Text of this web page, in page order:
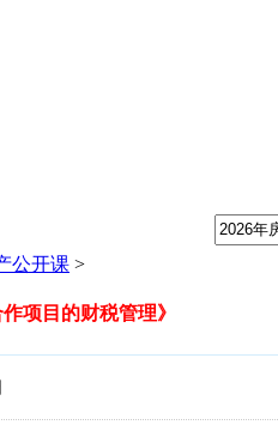
公开课 >
项目的财税管理》